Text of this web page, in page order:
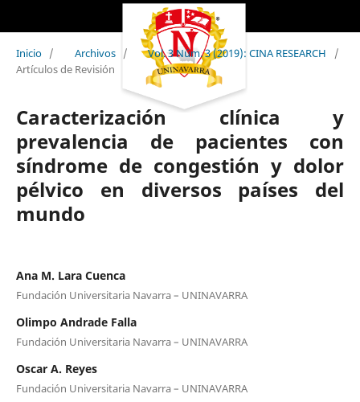
Inicio / Archivos / Vol. 3 Núm. 3 (2019): CINA RESEARCH
/
Artículos de Revisión
Caracterización clínica y
prevalencia de pacientes con
síndrome de congestión y dolor
pélvico en diversos países del
mundo
Ana M. Lara Cuenca
Fundación Universitaria Navarra – UNINAVARRA
Olimpo Andrade Falla
Fundación Universitaria Navarra – UNINAVARRA
Oscar A. Reyes
Fundación Universitaria Navarra – UNINAVARRA